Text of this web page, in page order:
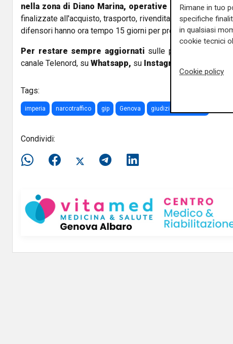
nella zona di Diano Marina, operative nella provincia
finalizzate all'acquisto, trasporto, rivendita e cessioni di
difensori hanno ora tempo 15 giorni per presentare
Per restare sempre aggiornati sulle principali notizie
canale Telenord, su Whatsapp, su Instagram
Tags:
imperia narcotraffico gip Genova giudizio immediato
Condividi:
Rimane in tuo
specifiche
in qualsiasi
cookie tecnici
Cookie policy